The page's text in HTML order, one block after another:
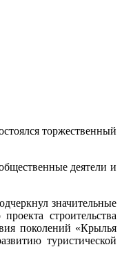
торжественный
деятели и
значительные
строительства
поколений «Крылья
туристической